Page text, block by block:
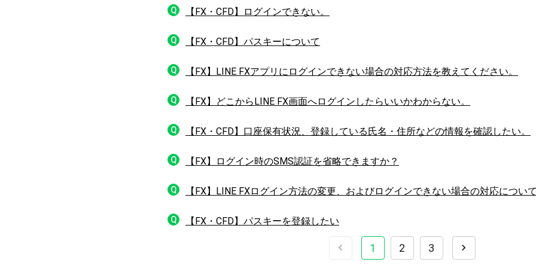
Q 【FX・CFD】ログインできない。
Q 【FX・CFD】パスキーについて
Q 【FX】LINE FXアプリにログインできない場合の対応方法を教えてください。
Q 【FX】どこからLINE FX画面へログインしたらいいかわからない。
Q 【FX・CFD】口座保有状況、登録している氏名・住所などの情報を確認したい。
Q 【FX】ログイン時のSMS認証を省略できますか？
Q 【FX】LINE FXログイン方法の変更、およびログインできない場合の対応につい
Q 【FX・CFD】パスキーを登録したい
1 2 3